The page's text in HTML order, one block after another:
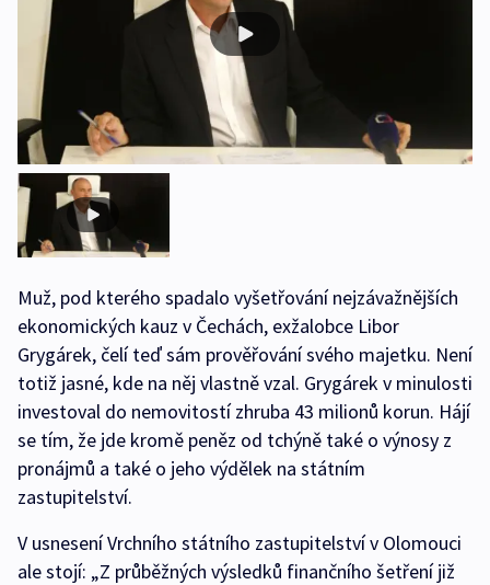
Muž, pod kterého spadalo vyšetřování nejzávažnějších
ekonomických kauz v Čechách, exžalobce Libor
Grygárek, čelí teď sám prověřování svého majetku. Není
totiž jasné, kde na něj vlastně vzal. Grygárek v minulosti
investoval do nemovitostí zhruba 43 milionů korun. Hájí
se tím, že jde kromě peněz od tchýně také o výnosy z
pronájmů a také o jeho výdělek na státním
zastupitelství.
V usnesení Vrchního státního zastupitelství v Olomouci
ale stojí: „Z průběžných výsledků finančního šetření již